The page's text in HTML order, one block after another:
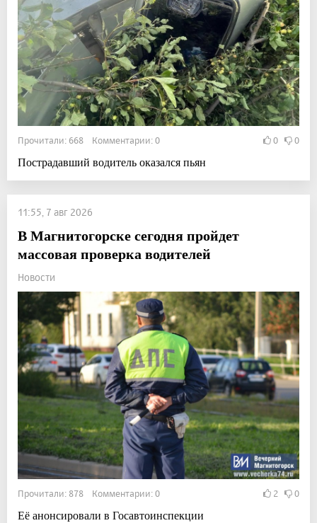
Прочитали: 668 Комментарии: 0 0 0
Пострадавший водитель оказался пьян
11:55, 7 авг 2026
В Магнитогорске сегодня пройдет
массовая проверка водителей
Новости
Прочитали: 878 Комментарии: 0 2 0
Её анонсировали в Госавтоинспекции